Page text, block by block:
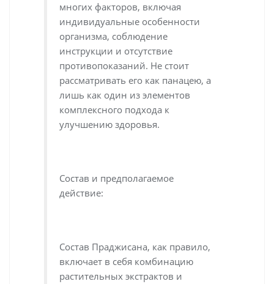
многих факторов, включая
индивидуальные особенности
организма, соблюдение
инструкции и отсутствие
противопоказаний. Не стоит
рассматривать его как панацею, а
лишь как один из элементов
комплексного подхода к
улучшению здоровья.
Состав и предполагаемое
действие:
Состав Праджисана, как правило,
включает в себя комбинацию
растительных экстрактов и